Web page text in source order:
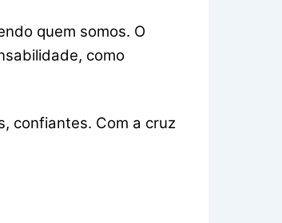
quem somos. O
como
confiantes. Com a cruz